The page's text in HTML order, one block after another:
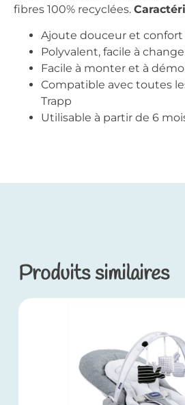
fibres 100% recyclées.
Ajoute douceur et confort
Polyvalent, facile à
Facile à monter et à
Compatible avec toutes
Trapp
Utilisable à partir de 6
Produits similaires